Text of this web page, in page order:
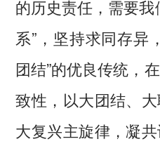
的历史责任，需要
系”，坚持求同存
团结”的优良传统，
致性，以大团结、
大复兴主旋律，凝